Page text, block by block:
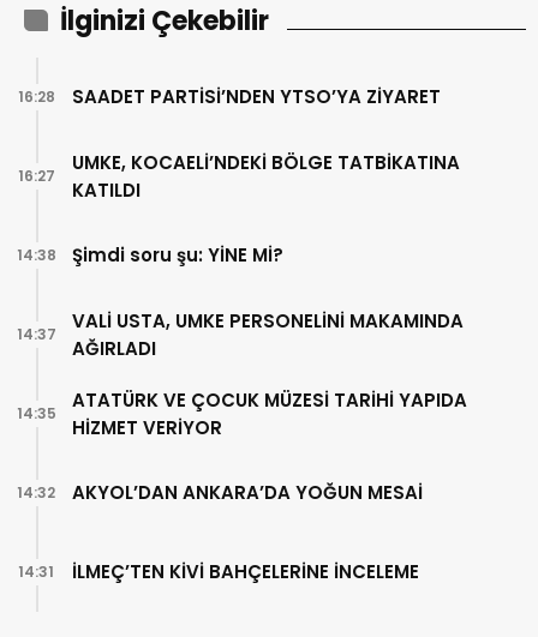
İlginizi Çekebilir
SAADET PARTİSİ’NDEN YTSO’YA ZİYARET
16:28
UMKE, KOCAELİ’NDEKİ BÖLGE TATBİKATINA
KATILDI
16:27
Şimdi soru şu: YİNE Mİ?
14:38
VALİ USTA, UMKE PERSONELİNİ MAKAMINDA
AĞIRLADI
14:37
ATATÜRK VE ÇOCUK MÜZESİ TARİHİ YAPIDA
HİZMET VERİYOR
14:35
AKYOL’DAN ANKARA’DA YOĞUN MESAİ
14:32
İLMEÇ’TEN KİVİ BAHÇELERİNE İNCELEME
14:31